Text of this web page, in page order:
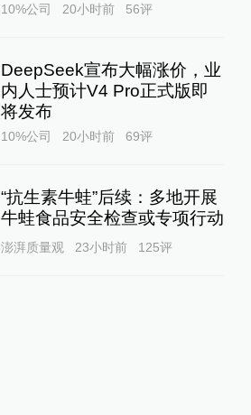
10%公司 20小时前 56评
DeepSeek宣布大幅涨价，业
内人士预计V4 Pro正式版即
将发布
10%公司 20小时前 69评
“抗生素牛蛙”后续：多地开展
牛蛙食品安全检查或专项行动
澎湃质量观 23小时前 125评